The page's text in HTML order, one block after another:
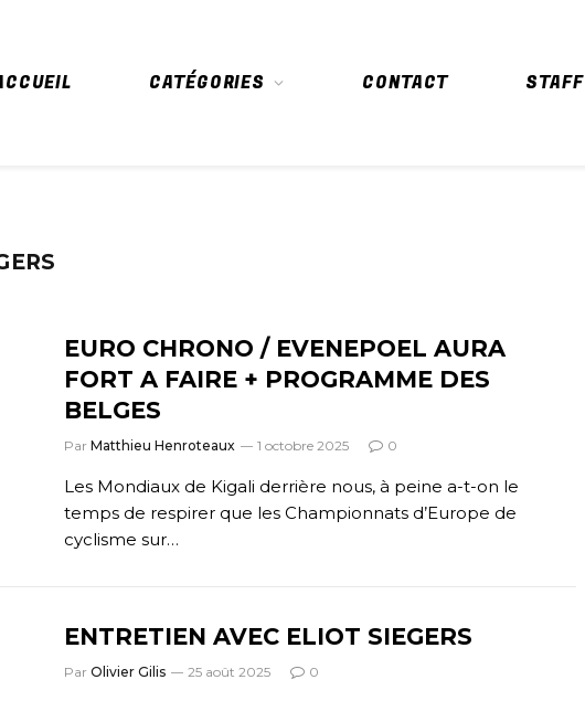
CATÉGORIES CONTACT STAFF
EURO CHRONO / EVENEPOEL AURA
FORT A FAIRE + PROGRAMME DES
BELGES
Par Matthieu Henroteaux 1 octobre 2025 0
Les Mondiaux de Kigali derrière nous, à peine a-t-on le
temps de respirer que les Championnats d’Europe de
cyclisme sur…
ENTRETIEN AVEC ELIOT SIEGERS
Par Olivier Gilis 25 août 2025 0